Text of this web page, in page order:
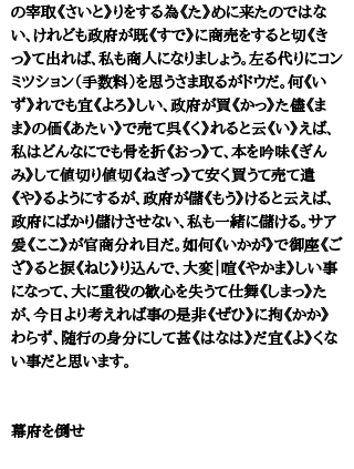
の宰取《さいと》りをする為《た》めに来たのではな
い、けれども政府が既《すで》に商売をすると切《き
っ》て出れば、私も商人になりましょう。左る代りにコン
ミツション（手数料）を思うさま取るがドウだ。何《い
ず》れでも宜《よろ》しい、政府が買《かっ》た儘《ま
ま》の価《あたい》で売て呉《く》れると云《い》えば、
私はどんなにでも骨を折《おっ》て、本を吟味《ぎん
み》して値切り値切《ねぎっ》て安く買うて売て遣
《や》るようにするが、政府が儲《もう》けると云えば、
政府にばかり儲けさせない、私も一緒に儲ける。サア
爰《ここ》が官商分れ目だ。如何《いかが》で御座《ご
ざ》ると捩《ねじ》り込んで、大変｜喧《やかま》しい事
になって、大に重役の歓心を失うて仕舞《しまっ》た
が、今日より考えれば事の是非《ぜひ》に拘《かか》
わらず、随行の身分にして甚《はなは》だ宜《よ》くな
い事だと思います。
幕府を倒せ